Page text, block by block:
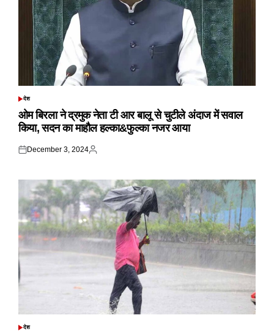
POSTED
देश
ओम बिरला ने द्रमुक नेता टी आर बालू से चुटीले अंदाज में सवाल
किया, सदन का माहौल हल्का&फुल्का नजर आया
Posted
December 3, 2024
Posted
POSTED
देश